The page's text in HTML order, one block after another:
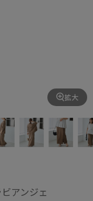
拡大
アンジェ